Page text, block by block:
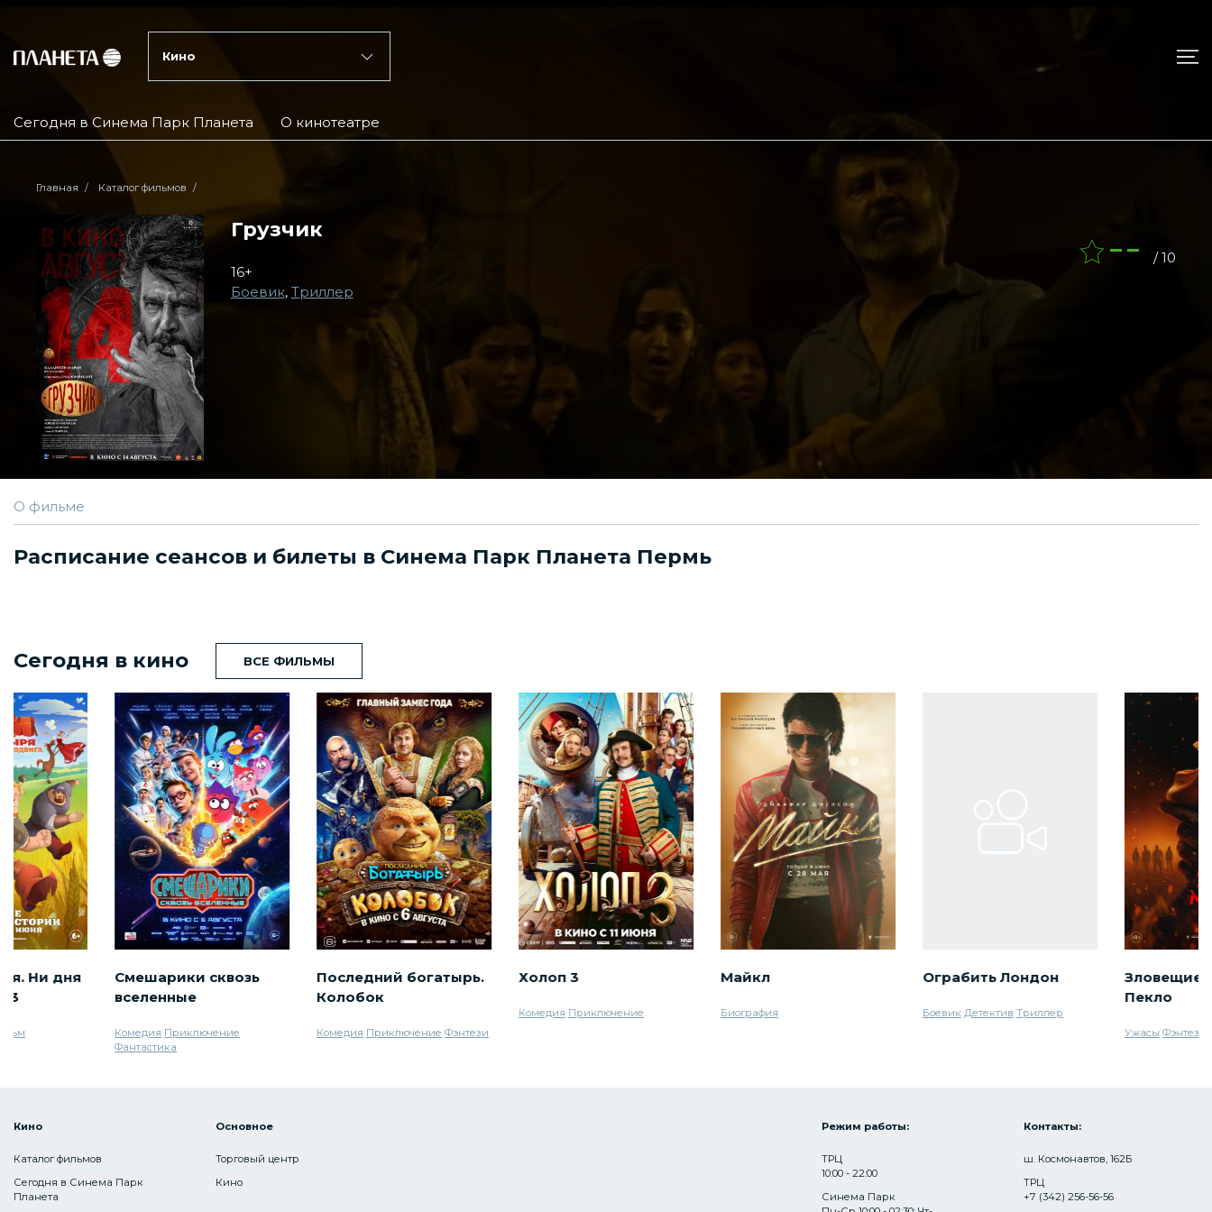
Кино
Сегодня в Синема Парк Планета О кинотеатре
Главная Каталог фильмов
Грузчик
16+
Боевик, Триллер
-- / 10
О фильме
Расписание сеансов и билеты в Синема Парк Планета Пермь
Сегодня в кино ВСЕ ФИЛЬМЫ
Холоп 3
Комедия Приключение
Майкл
Биография
Ограбить Лондон
Боевик Детектив Триллер
Зловещие
Пекло
Ужасы Фэнтези
Ни дня
3
Смешарики сквозь
вселенные
Комедия Приключение
Фантастика
Последний богатырь.
Колобок
Комедия Приключение Фэнтези
Кино
Каталог фильмов
Сегодня в Синема Парк
Планета
Основное
Торговый центр
Кино
Режим работы:
ТРЦ
10:00 - 22:00
Синема Парк
Контакты:
ш. Космонавтов, 162Б
ТРЦ
+7 (342) 256-56-56